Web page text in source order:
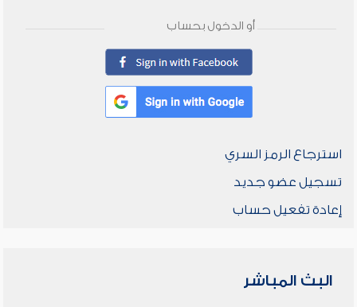
أو الدخول بحساب
استرجاع الرمز السري
تسجيل عضو جديد
إعادة تفعيل حساب
البث المباشر